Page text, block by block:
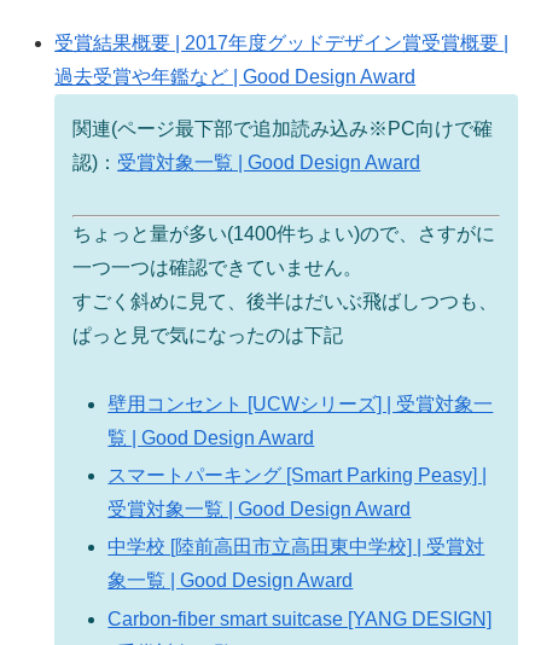
受賞結果概要 | 2017年度グッドデザイン賞受賞概要 |
過去受賞や年鑑など | Good Design Award
関連(ページ最下部で追加読み込み※PC向けで確
認)： 受賞対象一覧 | Good Design Award
ちょっと量が多い(1400件ちょい)ので、さすがに
一つ一つは確認できていません。
すごく斜めに見て、後半はだいぶ飛ばしつつも、
ぱっと見で気になったのは下記
壁用コンセント [UCWシリーズ] | 受賞対象一
覧 | Good Design Award
スマートパーキング [Smart Parking Peasy] |
受賞対象一覧 | Good Design Award
中学校 [陸前高田市立高田東中学校] | 受賞対
象一覧 | Good Design Award
Carbon-fiber smart suitcase [YANG DESIGN]